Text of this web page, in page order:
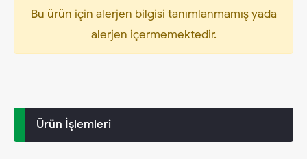
Bu ürün için alerjen bilgisi tanımlanmamış yada
alerjen içermemektedir.
Ürün İşlemleri